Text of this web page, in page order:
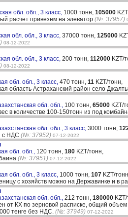
обл. обл., 3 класс, 1000 тонн, 105000
расчет привезем на элеватор (№: 37957)
обл. обл., 3 класс, 37000 тонн, 125000
08-12-2022
обл. обл., 3 класс, 200 тонн, 112000 KZT/
08-12-2022
обл. обл., 3 класс, 470 тонн, 11 KZT/тонн,
область Астраханский район село
обл. обл., 100 тонн, 65000 KZT/
в количестве 100-150тонн из под
обл. обл., 3 класс, 3000 тонн,
с НДС (№: 37952) 07-12-2022
обл. обл., 120 тонн, 180 KZT/тонн,
(№: 37951) 07-12-2022
обл. обл., 3 класс, 1000 тонн, 107 KZT/
с хозяйств можно на Державинке и в
обл. обл., 212 тонн, 180000
от КХ по зерновой расписке, общий
тенге без НДС. (№: 37949) 07-12-2022